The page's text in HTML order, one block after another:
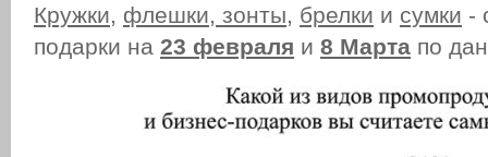
Кружки, флешки, зонты, брелки и сумки -
подарки на 23 февраля и 8 Марта по